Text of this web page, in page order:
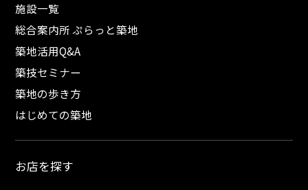
施設一覧
総合案内所 ぷらっと築地
築地活用Q&A
築技セミナー
築地の歩き方
はじめての築地
お店を探す